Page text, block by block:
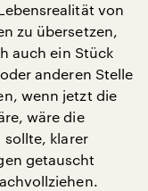
von
zu übersetzen,
auch ein Stück
anderen Stelle
wenn jetzt die
wäre die
sollte, klarer
getauscht